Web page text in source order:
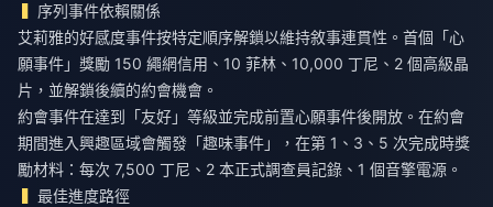
序列事件依賴關係
艾莉雅的好感度事件按特定順序解鎖以維持敘事連貫性。首個「心
願事件」獎勵 150 繩網信用、10 菲林、10,000 丁尼、2 個高級晶
片，並解鎖後續的約會機會。
約會事件在達到「友好」等級並完成前置心願事件後開放。在約會
期間進入興趣區域會觸發「趣味事件」，在第 1、3、5 次完成時獎
勵材料：每次 7,500 丁尼、2 本正式調查員記錄、1 個音擎電源。
最佳進度路徑